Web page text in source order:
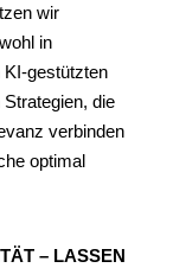
wir
in
gestützten
die
verbinden
optimal
– LASSEN